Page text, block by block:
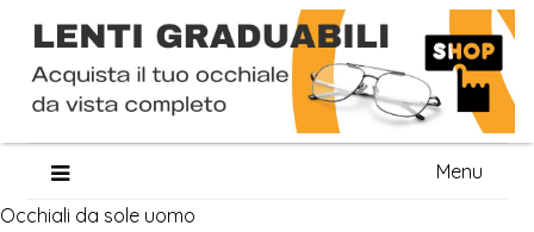
content
Menu
Occhiali da sole uomo